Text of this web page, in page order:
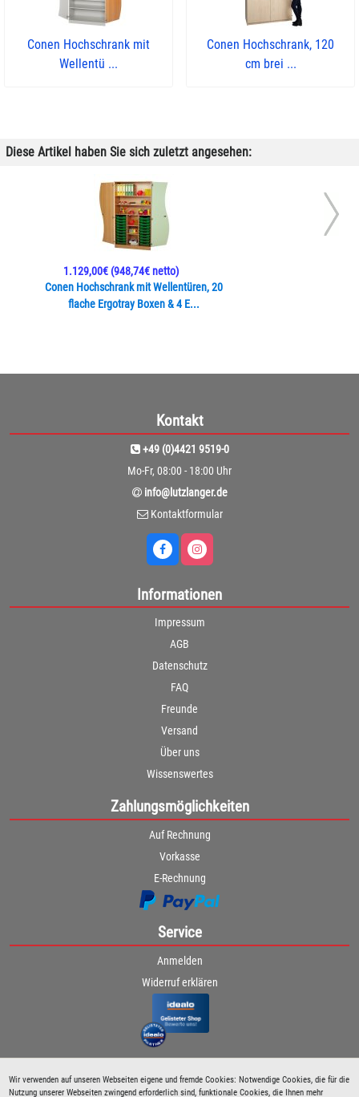
Wir verwenden auf unseren Webseiten eigene und fremde Cookies: Notwendige Cookies, die für die
Nutzung unserer Webseiten zwingend erforderlich sind, funktionale Cookies, die Ihnen mehr
Conen Hochschrank mit
Wellentü ...
Conen Hochschrank, 120
cm brei ...
Diese Artikel haben Sie sich zuletzt angesehen:
Conen Hochschrank mit Wellentüren, 20
flache Ergotray Boxen & 4 E...
1.129,00€(948,74€ netto)
Kontakt
+49 (0)4421 9519-0
Mo-Fr, 08:00 - 18:00 Uhr
info@lutzlanger.de
Kontaktformular
Informationen
Impressum
AGB
Datenschutz
FAQ
Freunde
Versand
Über uns
Wissenswertes
Zahlungsmöglichkeiten
Auf Rechnung
Vorkasse
E-Rechnung
Service
Anmelden
Widerruf erklären